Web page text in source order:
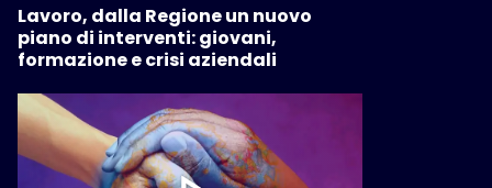
Lavoro, dalla Regione un nuovo
piano di interventi: giovani,
formazione e crisi aziendali